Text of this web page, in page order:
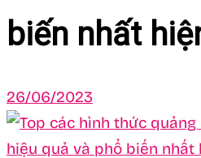
biến nhất
26/06/2023